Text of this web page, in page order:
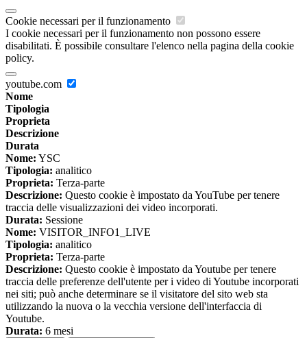
Cookie necessari per il funzionamento
I cookie necessari per il funzionamento non possono essere
disabilitati. È possibile consultare l'elenco nella pagina della cookie
policy.
youtube.com
Nome
Tipologia
Proprieta
Descrizione
Durata
Nome: YSC
Tipologia: analitico
Proprieta: Terza-parte
Descrizione: Questo cookie è impostato da YouTube per tenere
traccia delle visualizzazioni dei video incorporati.
Durata: Sessione
Nome: VISITOR_INFO1_LIVE
Tipologia: analitico
Proprieta: Terza-parte
Descrizione: Questo cookie è impostato da Youtube per tenere
traccia delle preferenze dell'utente per i video di Youtube incorporati
nei siti; può anche determinare se il visitatore del sito web sta
utilizzando la nuova o la vecchia versione dell'interfaccia di
Youtube.
Durata: 6 mesi